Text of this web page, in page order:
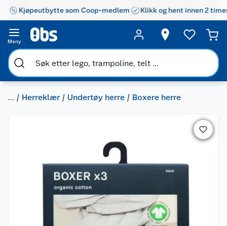
Kjøpeutbytte som Coop-medlem Klikk og hent innen 2
Meny
... Herreklær Undertøy herre Boxere herre